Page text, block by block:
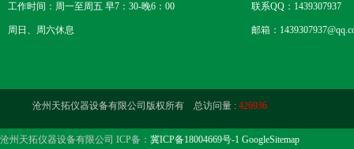
工作时间：周一至周五 早7：30-晚6：00
周日、周六休息
联系QQ：1439307937
邮箱：
沧州天拓仪器设备有限公司版权所有 总访问量 : 426936
沧州天拓仪器设备有限公司 ICP备： 冀ICP备18004669号-1 GoogleSitemap